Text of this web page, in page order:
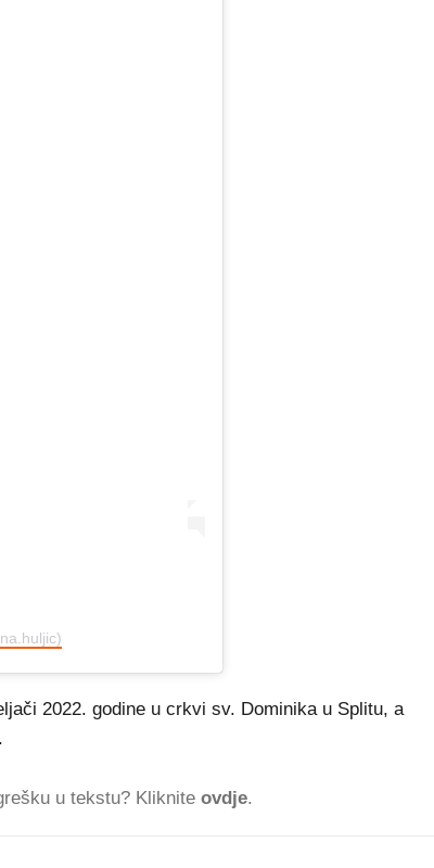
2022. godine u crkvi sv. Dominika u Splitu, a
u tekstu? Kliknite ovdje.